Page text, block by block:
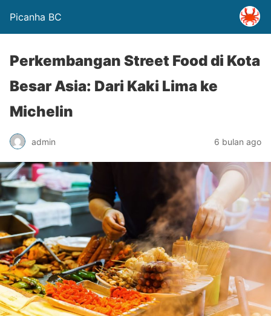
Picanha BC
Perkembangan Street Food di Kota
Besar Asia: Dari Kaki Lima ke
Michelin
admin 6 bulan ago